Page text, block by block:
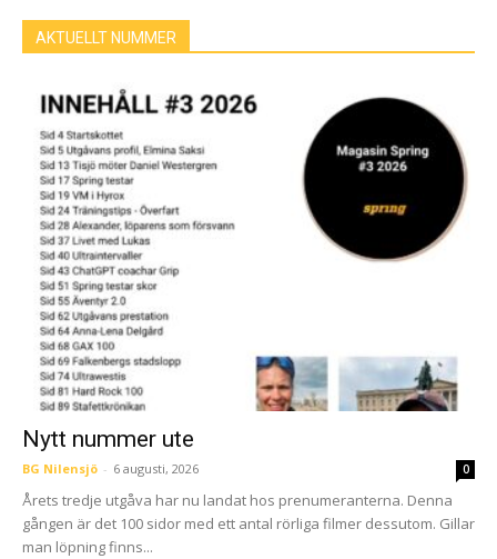
AKTUELLT NUMMER
Nytt nummer ute
BG Nilensjö - 6 augusti, 2026 0
Årets tredje utgåva har nu landat hos prenumeranterna. Denna
gången är det 100 sidor med ett antal rörliga filmer dessutom. Gillar
man löpning finns...